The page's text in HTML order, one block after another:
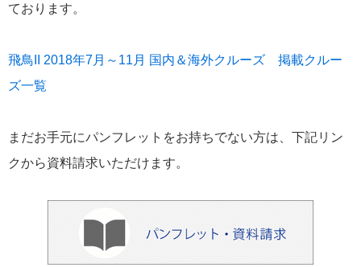
ております。
飛鳥II 2018年7月～11月 国内＆海外クルーズ 掲載クルー
ズ一覧
まだお手元にパンフレットをお持ちでない方は、下記リン
クから資料請求いただけます。
飛鳥II シンガポール寄港中です！